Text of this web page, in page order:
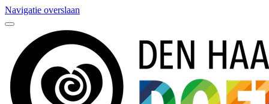
Navigatie overslaan